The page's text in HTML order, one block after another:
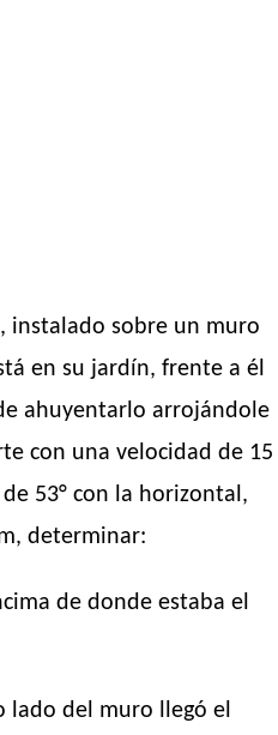
instalado sobre un muro
en su jardín, frente a él
ahuyentarlo arrojándole
con una velocidad de 15
53° con la horizontal,
determinar:
de donde estaba el
lado del muro llegó el